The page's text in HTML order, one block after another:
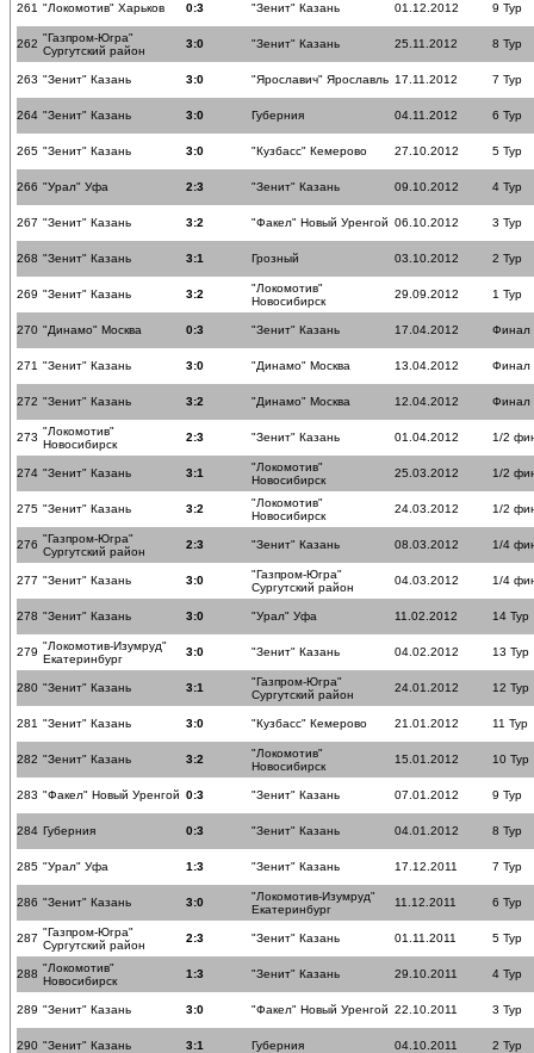
261 "Локомотив" Харьков 0:3 "Зенит" Казань 01.12.2012 9 Тур
262 "Газпром-Югра"
Сургутский район
3:0 "Зенит" Казань 25.11.2012 8 Тур
263 "Зенит" Казань 3:0 "Ярославич" Ярославль 17.11.2012 7 Тур
264 "Зенит" Казань 3:0 Губерния 04.11.2012 6 Тур
265 "Зенит" Казань 3:0 "Кузбасс" Кемерово 27.10.2012 5 Тур
266 "Урал" Уфа 2:3 "Зенит" Казань 09.10.2012 4 Тур
267 "Зенит" Казань 3:2 "Факел" Новый Уренгой 06.10.2012 3 Тур
268 "Зенит" Казань 3:1 Грозный 03.10.2012 2 Тур
269 "Зенит" Казань 3:2
"Локомотив"
Новосибирск
29.09.2012 1 Тур
270 "Динамо" Москва 0:3 "Зенит" Казань 17.04.2012 Финал
271 "Зенит" Казань 3:0 "Динамо" Москва 13.04.2012 Финал
272 "Зенит" Казань 3:2 "Динамо" Москва 12.04.2012 Финал
273 "Локомотив"
Новосибирск
2:3 "Зенит" Казань 01.04.2012 1/2
274 "Зенит" Казань 3:1
"Локомотив"
Новосибирск
25.03.2012 1/2
275 "Зенит" Казань 3:2
"Локомотив"
Новосибирск
24.03.2012 1/2
276 "Газпром-Югра"
Сургутский район
2:3 "Зенит" Казань 08.03.2012 1/4
277 "Зенит" Казань 3:0
"Газпром-Югра"
Сургутский район
04.03.2012 1/4
278 "Зенит" Казань 3:0 "Урал" Уфа 11.02.2012 14 Тур
279 "Локомотив-Изумруд"
Екатеринбург
3:0 "Зенит" Казань 04.02.2012 13 Тур
280 "Зенит" Казань 3:1
"Газпром-Югра"
Сургутский район
24.01.2012 12 Тур
281 "Зенит" Казань 3:0 "Кузбасс" Кемерово 21.01.2012 11 Тур
282 "Зенит" Казань 3:2
"Локомотив"
Новосибирск
15.01.2012 10 Тур
283 "Факел" Новый Уренгой 0:3 "Зенит" Казань 07.01.2012 9 Тур
284 Губерния 0:3 "Зенит" Казань 04.01.2012 8 Тур
285 "Урал" Уфа 1:3 "Зенит" Казань 17.12.2011 7 Тур
286 "Зенит" Казань 3:0
"Локомотив-Изумруд"
Екатеринбург
11.12.2011 6 Тур
287 "Газпром-Югра"
Сургутский район
2:3 "Зенит" Казань 01.11.2011 5 Тур
288 "Локомотив"
Новосибирск
1:3 "Зенит" Казань 29.10.2011 4 Тур
289 "Зенит" Казань 3:0 "Факел" Новый Уренгой 22.10.2011 3 Тур
290 "Зенит" Казань 3:1 Губерния 04.10.2011 2 Тур